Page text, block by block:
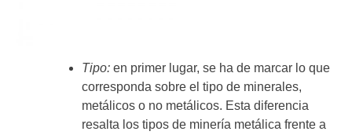
Tipo: en primer lugar, se ha de marcar lo que
corresponda sobre el tipo de minerales,
metálicos o no metálicos. Esta diferencia
resalta los tipos de minería metálica frente a